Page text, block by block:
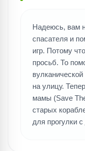
Надеюсь, вам
спасателя и
игр. Потому
просьб. То
на улицу.
мамы (Save
старых
для прогулки